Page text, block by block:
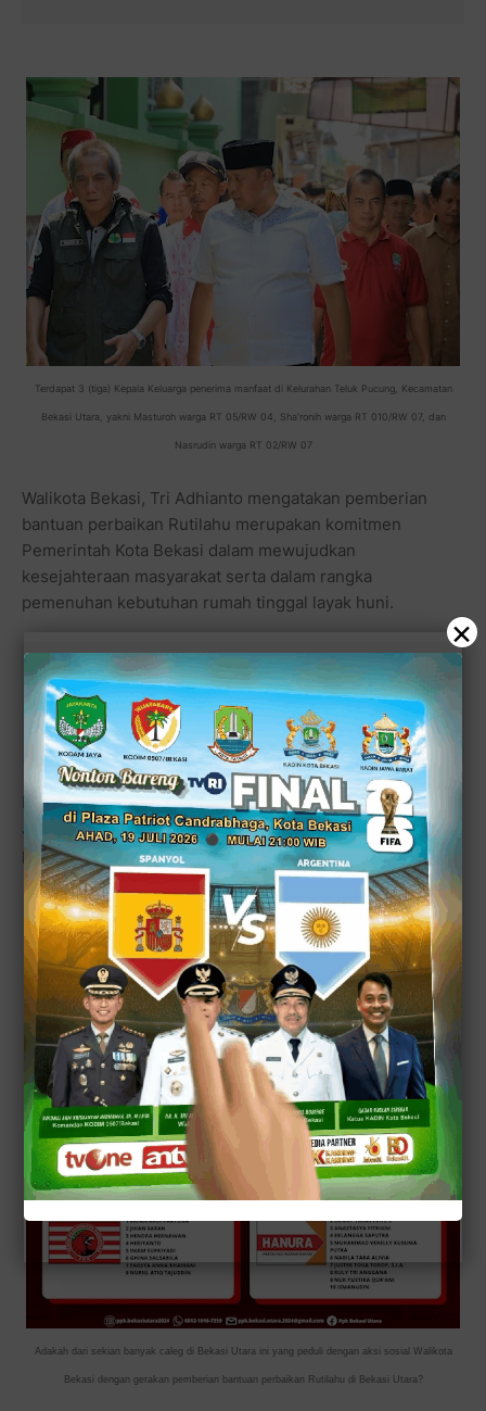
Terdapat 3 (tiga) Kepala Keluarga penerima manfaat di Kelurahan Teluk Pucung, Kecamatan
Bekasi Utara, yakni Masturoh warga RT 05/RW 04, Sha'ronih warga RT 010/RW 07, dan
Nasrudin warga RT 02/RW 07
Walikota Bekasi, Tri Adhianto mengatakan pemberian
bantuan perbaikan Rutilahu merupakan komitmen
Pemerintah Kota Bekasi dalam mewujudkan
kesejahteraan masyarakat serta dalam rangka
pemenuhan kebutuhan rumah tinggal layak huni.
Baca juga:Pj. Walikota Bekasi: "Bantuan yang
Tidak Seberapa untuk Tempat Tinggal Lebih
Layak"
Hal ini sesuai dengan sasaran Rencana Pembangunan
Jangka Menengah Nasional (RPJMN) 2020-2024, yakni
peningkatan kualitas 1,5 juta rumah tidak layak huni.
Adakah dari sekian banyak caleg di Bekasi Utara ini yang peduli dengan aksi sosial Walikota
Bekasi dengan gerakan pemberian bantuan perbaikan Rutilahu di Bekasi Utara?
×